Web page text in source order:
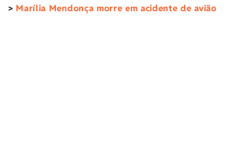
> Marília Mendonça morre em acidente de avião